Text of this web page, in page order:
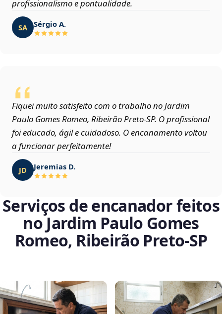
profissionalismo e pontualidade.
SA Sérgio A.
Fiquei muito satisfeito com o trabalho no Jardim
Paulo Gomes Romeo, Ribeirão Preto‑SP. O profissional
foi educado, ágil e cuidadoso. O encanamento voltou
a funcionar perfeitamente!
JD Jeremias D.
Serviços de encanador feitos
no Jardim Paulo Gomes
Romeo, Ribeirão Preto‑SP